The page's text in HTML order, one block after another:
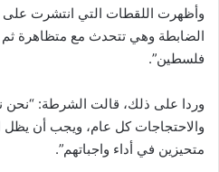
وأظهرت اللقطات التي انتشرت على
الضابطة وهي تتحدث مع متظاهرة ثم
فلسطين”.
وردا على ذلك، قالت الشرطة: “نحن
والاحتجاجات كل عام، ويجب أن يظل
متحيزين في أداء واجباتهم”.